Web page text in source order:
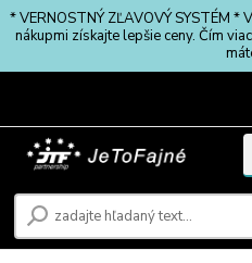
* VERNOSTNÝ ZĽAVOVÝ SYSTÉM
nákupmi získajte lepšie ceny. Čím